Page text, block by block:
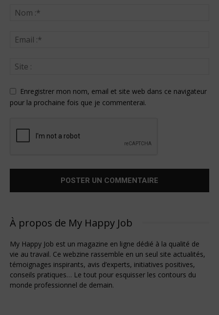
Enregistrer mon nom, email et site web dans ce navigateur
pour la prochaine fois que je commenterai.
À propos de My Happy Job
My Happy Job est un magazine en ligne dédié à la qualité de
vie au travail. Ce webzine rassemble en un seul site actualités,
témoignages inspirants, avis d’experts, initiatives positives,
conseils pratiques… Le tout pour esquisser les contours du
monde professionnel de demain.